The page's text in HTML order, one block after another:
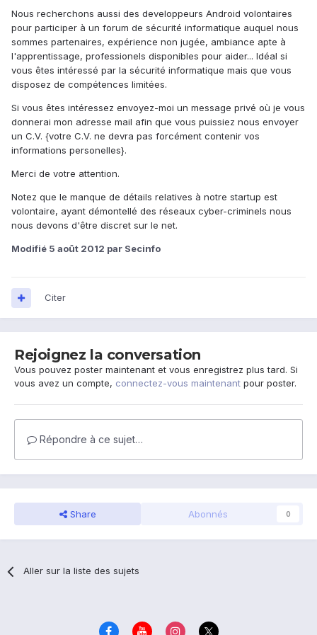
Nous recherchons aussi des developpeurs Android volontaires
pour participer à un forum de sécurité informatique auquel nous
sommes partenaires, expérience non jugée, ambiance apte à
l'apprentissage, professionels disponibles pour aider... Idéal si
vous êtes intéressé par la sécurité informatique mais que vous
disposez de compétences limitées.
Si vous êtes intéressez envoyez-moi un message privé où je vous
donnerai mon adresse mail afin que vous puissiez nous envoyer
un C.V. {votre C.V. ne devra pas forcément contenir vos
informations personelles}.
Merci de votre attention.
Notez que le manque de détails relatives à notre startup est
volontaire, ayant démontellé des réseaux cyber-criminels nous
nous devons d'être discret sur le net.
Modifié 5 août 2012 par Secinfo
Citer
Rejoignez la conversation
Vous pouvez poster maintenant et vous enregistrez plus tard. Si
vous avez un compte, connectez-vous maintenant pour poster.
Répondre à ce sujet…
Share Abonnés 0
Aller sur la liste des sujets